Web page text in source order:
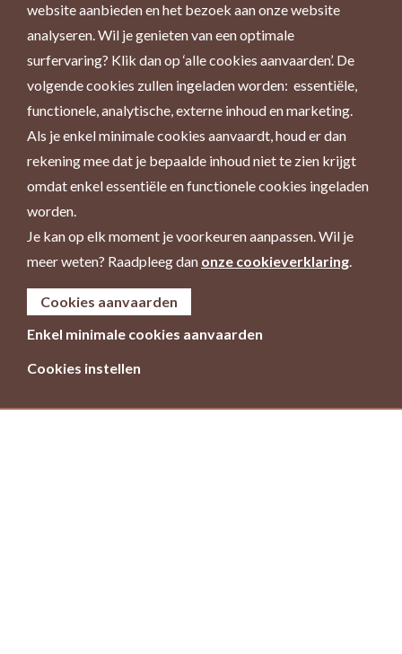
website aanbieden en het bezoek aan onze website
analyseren. Wil je genieten van een optimale
surfervaring? Klik dan op ‘alle cookies aanvaarden’. De
volgende cookies zullen ingeladen worden: essentiële,
functionele, analytische, externe inhoud en marketing.
Als je enkel minimale cookies aanvaardt, houd er dan
rekening mee dat je bepaalde inhoud niet te zien krijgt
omdat enkel essentiële en functionele cookies ingeladen
worden.
Je kan op elk moment je voorkeuren aanpassen. Wil je
meer weten? Raadpleeg dan onze cookieverklaring.
Cookies aanvaarden
Enkel minimale cookies aanvaarden
Cookies instellen